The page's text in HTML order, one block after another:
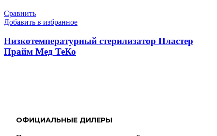
Сравнить
Добавить в избранное
Низкотемпературный стерилизатор Пластер
Прайм Мед ТеКо
ОФИЦИАЛЬНЫЕ ДИЛЕРЫ